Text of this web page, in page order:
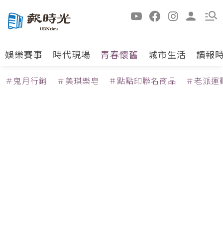
娛樂賽事 時代現場 青春懷舊 城市生活 讀報
＃鬼月行銷 ＃美琪樂皂 ＃點點印聯名商品 ＃老派運